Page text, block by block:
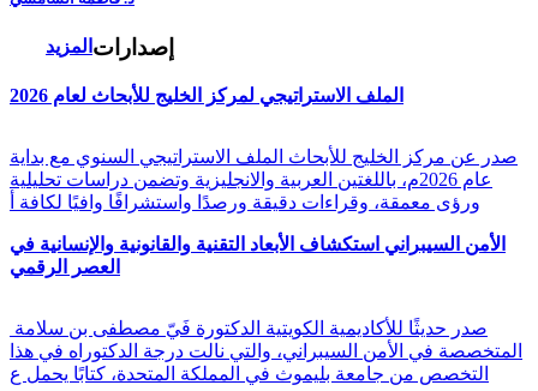
المزيد إصدارات
الملف الاستراتيجي لمركز الخليج للأبحاث لعام 2026
صدر عن مركز الخليج للأبحاث الملف الاستراتيجي السنوي مع بداية
عام 2026م، باللغتين العربية والانجليزية وتضمن دراسات تحليلية
ورؤى معمقة، وقراءات دقيقة ورصدًا واستشرافًا وافيًا لكافة أ
الأمن السيبراني استكشاف الأبعاد التقنية والقانونية والإنسانية في
العصر الرقمي
المتخصصة في الأمن السيبراني، والتي نالت درجة الدكتوراه في هذا
التخصص من جامعة بليموث في المملكة المتحدة، كتابًا يحمل ع